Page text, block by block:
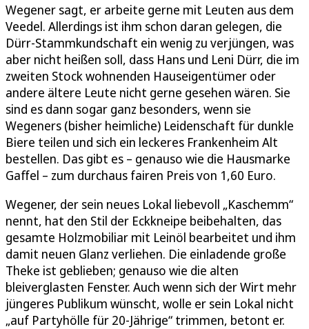
Wegener sagt, er arbeite gerne mit Leuten aus dem
Veedel. Allerdings ist ihm schon daran gelegen, die
Dürr-Stammkundschaft ein wenig zu verjüngen, was
aber nicht heißen soll, dass Hans und Leni Dürr, die im
zweiten Stock wohnenden Hauseigentümer oder
andere ältere Leute nicht gerne gesehen wären. Sie
sind es dann sogar ganz besonders, wenn sie
Wegeners (bisher heimliche) Leidenschaft für dunkle
Biere teilen und sich ein leckeres Frankenheim Alt
bestellen. Das gibt es – genauso wie die Hausmarke
Gaffel – zum durchaus fairen Preis von 1,60 Euro.
Wegener, der sein neues Lokal liebevoll „Kaschemm“
nennt, hat den Stil der Eckkneipe beibehalten, das
gesamte Holzmobiliar mit Leinöl bearbeitet und ihm
damit neuen Glanz verliehen. Die einladende große
Theke ist geblieben; genauso wie die alten
bleiverglasten Fenster. Auch wenn sich der Wirt mehr
jüngeres Publikum wünscht, wolle er sein Lokal nicht
„auf Partyhölle für 20-Jährige“ trimmen, betont er.